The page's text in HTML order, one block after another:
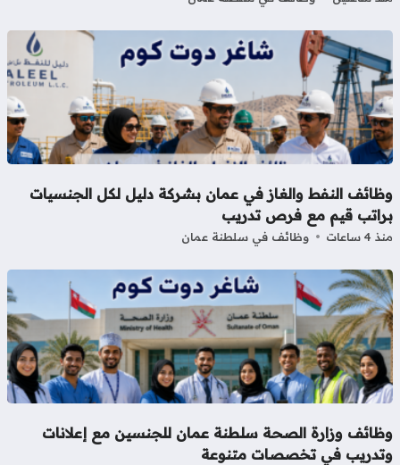
النفط والغاز في عمان بشركة دليل لكل الجنسيات
قيم مع فرص تدريب
ساعات وظائف في سلطنة عمان
وزارة الصحة سلطنة عمان للجنسين مع إعلانات
في تخصصات متنوعة